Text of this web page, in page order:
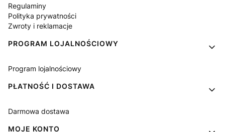
Regulaminy
Polityka prywatności
Zwroty i reklamacje
PROGRAM LOJALNOŚCIOWY
Program lojalnościowy
PŁATNOŚĆ I DOSTAWA
Darmowa dostawa
MOJE KONTO